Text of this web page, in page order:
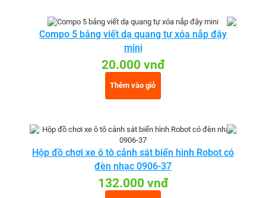
Compo 5 bảng viết dạ quang tự xóa nắp đậy
mini
20.000 vnđ
Thêm vào giỏ
Hộp đồ chơi xe ô tô cảnh sát biến hình Robot có
đèn nhạc 0906-37
132.000 vnđ